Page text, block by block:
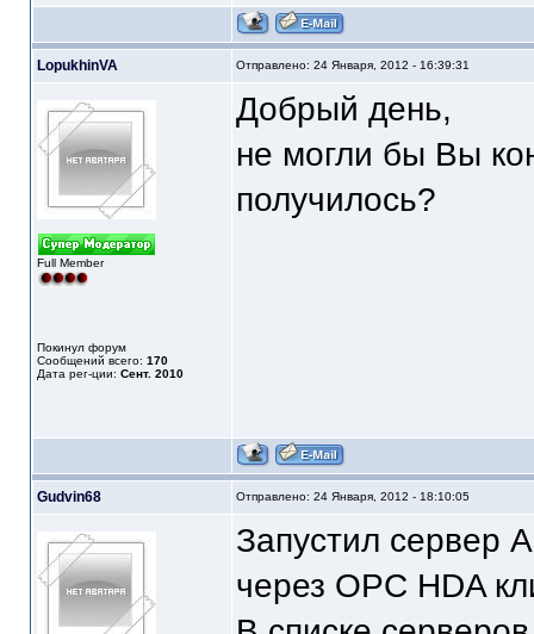
LopukhinVA Отправлено: 24 Января, 2012 - 16:39:31
Full Member
Покинул форум
Сообщений всего: 170
Дата рег-ции: Сент. 2010
Добрый день,
не могли бы Вы
получилось?
Gudvin68 Отправлено: 24 Января, 2012 - 18:10:05
Запустил сервер
через OPC HDA